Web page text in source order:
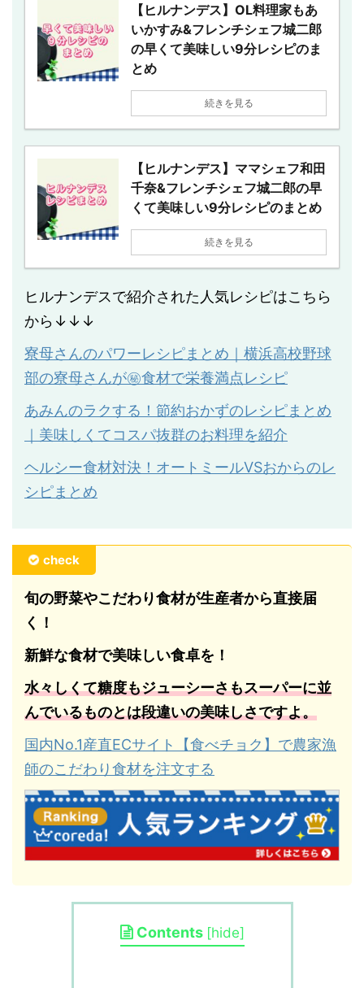
【ヒルナンデス】OL料理家もあ
いかすみ&フレンチシェフ城二郎
の早くて美味しい9分レシピのま
とめ
続きを見る
【ヒルナンデス】ママシェフ和田
千奈&フレンチシェフ城二郎の早
くて美味しい9分レシピのまとめ
続きを見る
ヒルナンデスで紹介された人気レシピはこちら
から↓↓↓
寮母さんのパワーレシピまとめ｜横浜高校野球
部の寮母さんが㊙︎食材で栄養満点レシピ
あみんのラクする！節約おかずのレシピまとめ
｜美味しくてコスパ抜群のお料理を紹介
ヘルシー食材対決！オートミールVSおからのレ
シピまとめ
check
旬の野菜やこだわり食材が生産者から直接届
く！
新鮮な食材で美味しい食卓を！
水々しくて糖度もジューシーさもスーパーに並
んでいるものとは段違いの美味しさですよ。
国内No.1産直ECサイト【食べチョク】で農家漁
師のこだわり食材を注文する
Contents [hide]